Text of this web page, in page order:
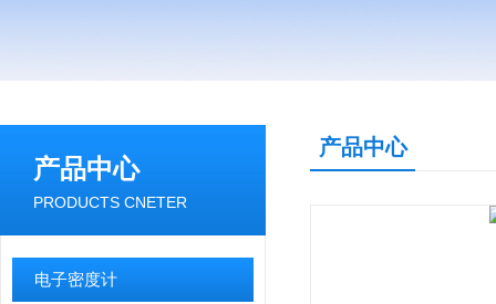
产品中心
PRODUCTS CNETER
电子密度计
产品中心